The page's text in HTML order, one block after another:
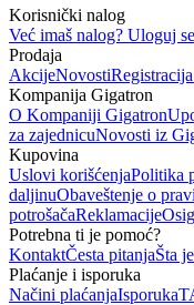
Korisnički nalog
Već imaš nalog? Uloguj
Prodaja
AkcijeNovosti
Kompanija Gigatron
O Kompaniji Gigatron
za zajednicuNovosti iz
Kupovina
Uslovi korišćenjaPolitika
daljinuObaveštenje o
potrošačaReklamacije
Potrebna ti je pomoć?
KontaktČesta pitanjaŠta
Plaćanje i isporuka
Načini plaćanjaIsporuka